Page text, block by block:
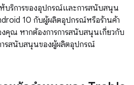
บริการของอุปกรณ์และการสนับสนุน
10 กับผู้ผลิตอุปกรณ์หรือร้านค้า
คุณ หากต้องการการสนับสนุนเกี่ยวกับ
ารสนับสนุนของผู้ผลิตอุปกรณ์